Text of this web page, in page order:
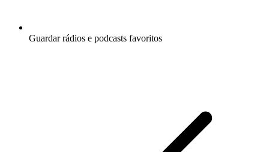
Guardar rádios e podcasts favoritos